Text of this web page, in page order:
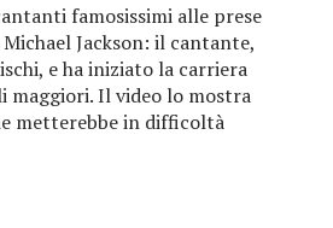
famosissimi alle prese
Jackson: il cantante,
e ha iniziato la carriera
maggiori. Il video lo mostra
metterebbe in difficoltà